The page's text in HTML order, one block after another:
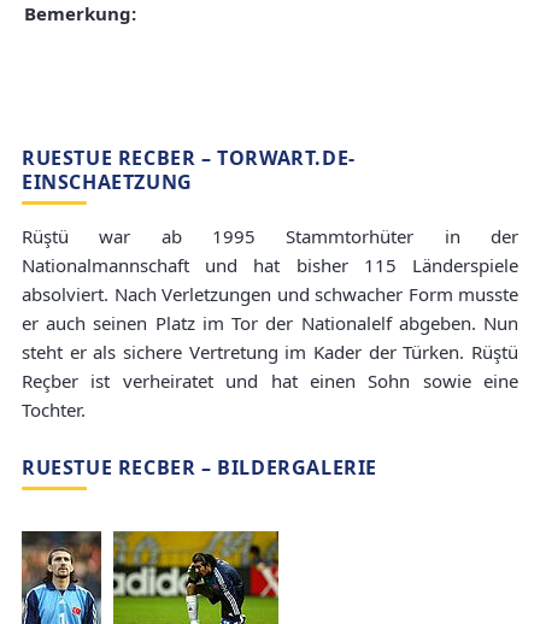
Bemerkung:
RUESTUE RECBER – TORWART.DE-
EINSCHAETZUNG
Rüştü war ab 1995 Stammtorhüter in der
Nationalmannschaft und hat bisher 115 Länderspiele
absolviert. Nach Verletzungen und schwacher Form musste
er auch seinen Platz im Tor der Nationalelf abgeben. Nun
steht er als sichere Vertretung im Kader der Türken. Rüştü
Reçber ist verheiratet und hat einen Sohn sowie eine
Tochter.
RUESTUE RECBER – BILDERGALERIE